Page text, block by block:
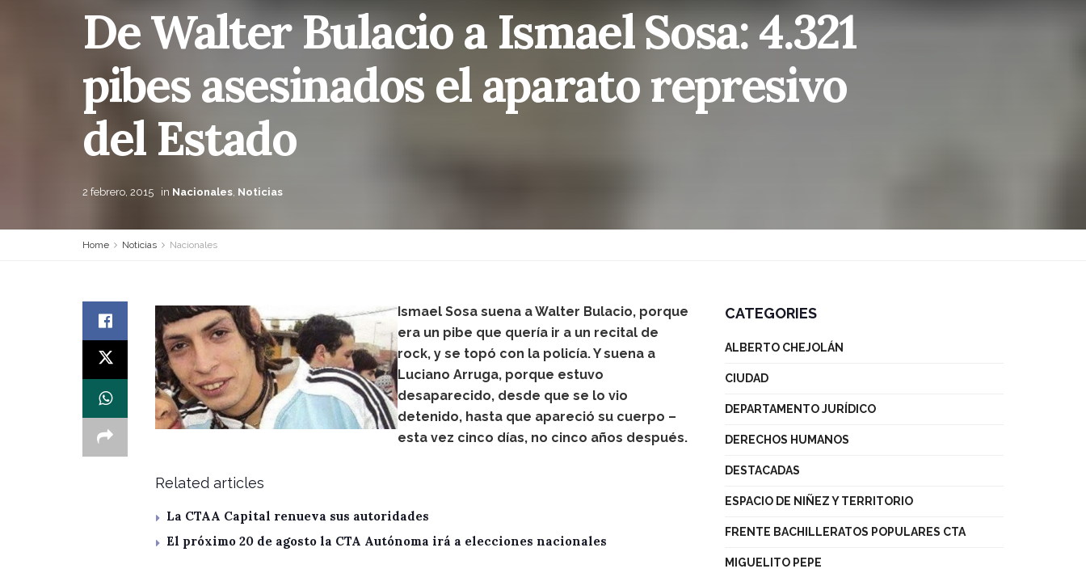
De Walter Bulacio a Ismael Sosa: 4.321
pibes asesinados el aparato represivo
del Estado
2 febrero, 2015 in Nacionales, Noticias
Home Noticias Nacionales
Ismael Sosa suena a Walter Bulacio, porque
era un pibe que quería ir a un recital de
rock, y se topó con la policía. Y suena a
Luciano Arruga, porque estuvo
desaparecido, desde que se lo vio
detenido, hasta que apareció su cuerpo –
esta vez cinco días, no cinco años después.
Related articles
La CTAA Capital renueva sus autoridades
El próximo 20 de agosto la CTA Autónoma irá a elecciones nacionales
CATEGORIES
ALBERTO CHEJOLÁN
CIUDAD
DEPARTAMENTO JURÍDICO
DERECHOS HUMANOS
DESTACADAS
ESPACIO DE NIÑEZ Y TERRITORIO
FRENTE BACHILLERATOS POPULARES CTA
MIGUELITO PEPE